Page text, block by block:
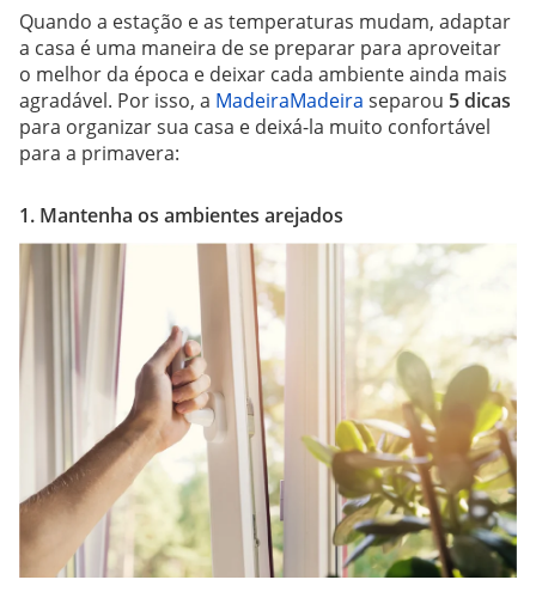
Quando a estação e as temperaturas mudam, adaptar
a casa é uma maneira de se preparar para aproveitar
o melhor da época e deixar cada ambiente ainda mais
agradável. Por isso, a MadeiraMadeira separou 5 dicas
para organizar sua casa e deixá-la muito confortável
para a primavera:
1. Mantenha os ambientes arejados